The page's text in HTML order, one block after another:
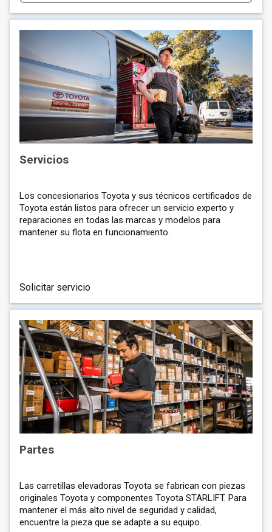
Servicios
Los concesionarios Toyota y sus técnicos certificados de
Toyota están listos para ofrecer un servicio experto y
reparaciones en todas las marcas y modelos para
mantener su flota en funcionamiento.
Solicitar servicio
Partes
Las carretillas elevadoras Toyota se fabrican con piezas
originales Toyota y componentes Toyota STARLIFT. Para
mantener el más alto nivel de seguridad y calidad,
encuentre la pieza que se adapte a su equipo.